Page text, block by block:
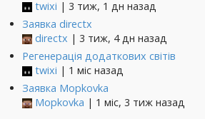
twixi | 3 тиж, 1 дн назад
Заявка directx
directx | 3 тиж, 4 дн назад
Регенерація додаткових світів
twixi | 1 міс назад
Заявка Mopkovka
Mopkovka | 1 міс, 3 тиж назад